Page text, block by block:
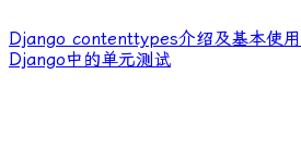
Django contenttypes介绍及基本使用
Django中的单元测试